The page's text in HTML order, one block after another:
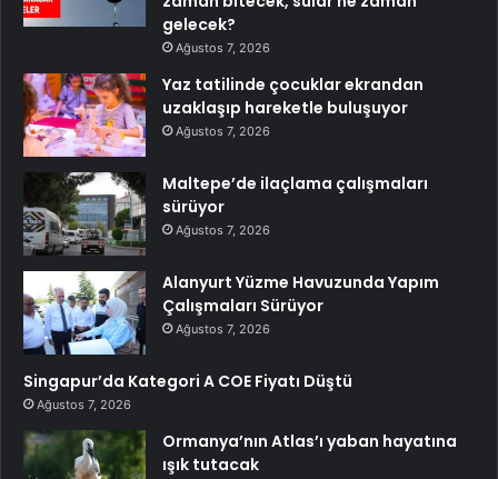
gelecek?
Ağustos 7, 2026
Yaz tatilinde çocuklar ekrandan
uzaklaşıp hareketle buluşuyor
Ağustos 7, 2026
Maltepe’de ilaçlama çalışmaları
sürüyor
Ağustos 7, 2026
Alanyurt Yüzme Havuzunda Yapım
Çalışmaları Sürüyor
Ağustos 7, 2026
Singapur’da Kategori A COE Fiyatı Düştü
Ağustos 7, 2026
Ormanya’nın Atlas’ı yaban hayatına
ışık tutacak